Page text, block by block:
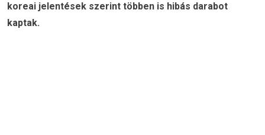
koreai jelentések szerint többen is hibás darabot
kaptak.